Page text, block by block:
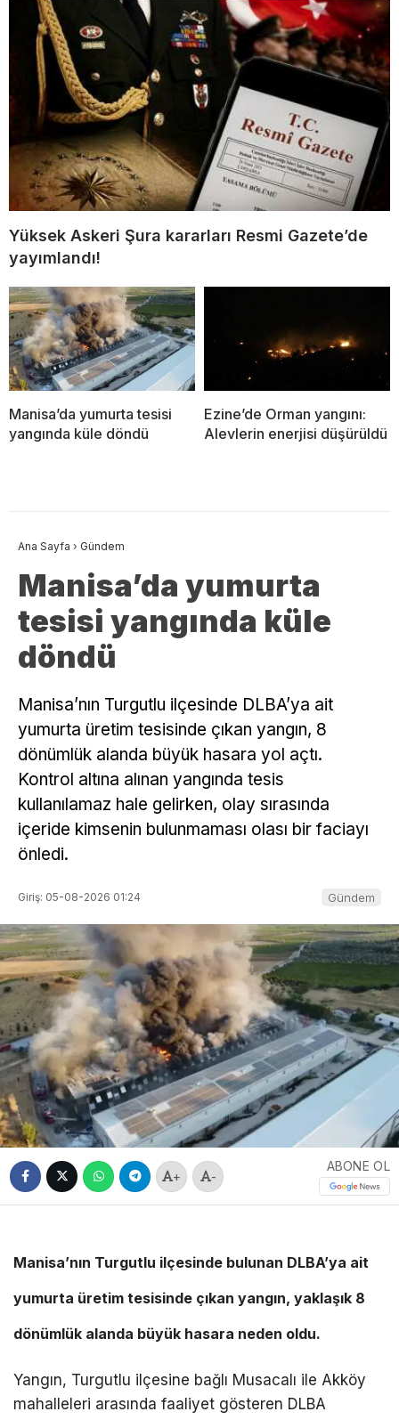
Yüksek Askeri Şura kararları Resmi Gazete’de
yayımlandı!
Manisa’da yumurta tesisi
yangında küle döndü
Ezine’de Orman yangını:
Alevlerin enerjisi düşürüldü
Ana Sayfa › Gündem
Manisa’da yumurta
tesisi yangında küle
döndü
Manisa’nın Turgutlu ilçesinde DLBA’ya ait
yumurta üretim tesisinde çıkan yangın, 8
dönümlük alanda büyük hasara yol açtı.
Kontrol altına alınan yangında tesis
kullanılamaz hale gelirken, olay sırasında
içeride kimsenin bulunmaması olası bir faciayı
önledi.
Giriş: 05-08-2026 01:24 Gündem
+ -
ABONE OL
Manisa’nın Turgutlu ilçesinde bulunan DLBA’ya ait
yumurta üretim tesisinde çıkan yangın, yaklaşık 8
dönümlük alanda büyük hasara neden oldu.
Yangın, Turgutlu ilçesine bağlı Musacalı ile Akköy
mahalleleri arasında faaliyet gösteren DLBA